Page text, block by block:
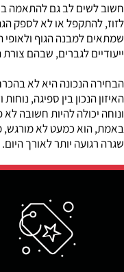
חשוב לשים לב גם להתאמה
לזוז, להתקפל או לא לספק
שמתאים למבנה הגוף
ייעודיים לגברים, שבהם
הבחירה הנכונה היא לא
האיזון הנכון בין ספיגה,
ונוחה יכולה להיות חשובה
באמת, הוא כמעט לא
שגרה רגועה יותר לאורך היום.